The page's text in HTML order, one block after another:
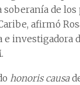
de los
afirmó
e investigadora
honoris causa